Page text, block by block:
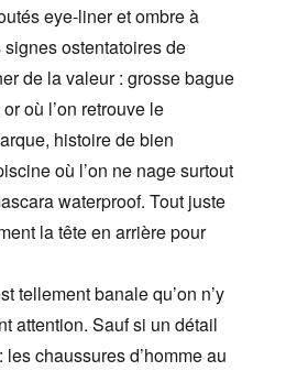
eye-liner et ombre à
ostentatoires de
de la valeur : grosse bague
où l’on retrouve le
histoire de bien
où l’on ne nage surtout
waterproof. Tout juste
la tête en arrière pour
tellement banale qu’on n’y
attention. Sauf si un détail
chaussures d’homme au